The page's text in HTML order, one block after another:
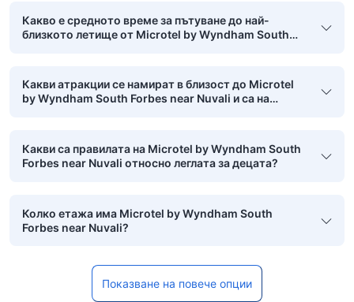
Какво е средното време за пътуване до най-
близкото летище от Microtel by Wyndham South
Какви атракции се намират в близост до Microtel
by Wyndham South Forbes near Nuvali и са на
Какви са правилата на Microtel by Wyndham South
Forbes near Nuvali относно леглата за децата?
Колко етажа има Microtel by Wyndham South
Forbes near Nuvali?
Показване на повече опции